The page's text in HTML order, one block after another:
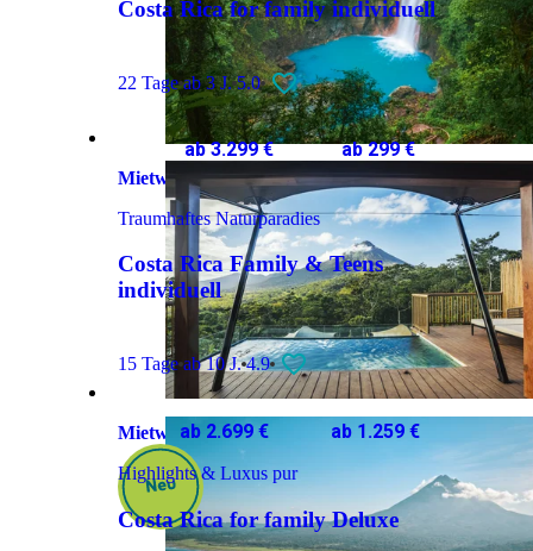
Costa Rica for family individuell
22 Tage ab 3 J. 5.0
ab 3.299 € ab 299 €
Mietwagenreise
Traumhaftes Naturparadies
Costa Rica Family & Teens
individuell
15 Tage ab 10 J. 4.9
ab 2.699 € ab 1.259 €
Mietwagenreise
Highlights & Luxus pur
Costa Rica for family Deluxe